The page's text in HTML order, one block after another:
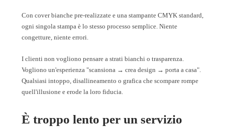
Con cover bianche pre-realizzate e una stampante CMYK standard,
ogni singola stampa è lo stesso processo semplice. Niente
congetture, niente errori.
I clienti non vogliono pensare a strati bianchi o trasparenza.
Vogliono un'esperienza "scansiona → crea design → porta a casa".
Qualsiasi intoppo, disallineamento o grafica che scompare rompe
quell'illusione e erode la loro fiducia.
È troppo lento per un servizio